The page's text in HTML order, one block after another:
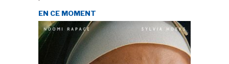
EN CE MOMENT